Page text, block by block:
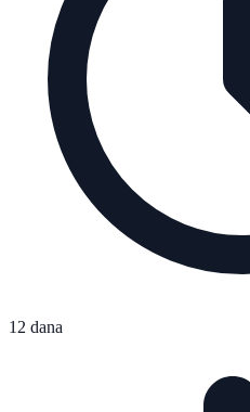
12 dana